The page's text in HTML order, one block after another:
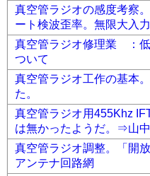
真空管ラジオの感度考察
ート検波歪率。無限大入
真空管ラジオ修理業 ：
ついて
真空管ラジオ工作の基本
た。
真空管ラジオ用455Khz
は無かったようだ。⇒山中
真空管ラジオ調整。「開
アンテナ回路網